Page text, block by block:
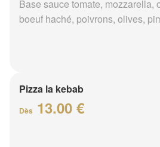
Base sauce tomate, mozzarella,
boeuf haché, poivrons, olives,
Pizza la kebab
Dès 13.00 €